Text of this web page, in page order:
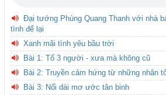
Đại tướng Phùng Quang Thanh với nhà
tình để lại
Xanh mãi tình yêu bầu trời
Bài 1: Tổ 3 người - xưa mà không cũ
Bài 2: Truyền cảm hứng từ những nhân
Bài 3: Nối dài mơ ước tân binh